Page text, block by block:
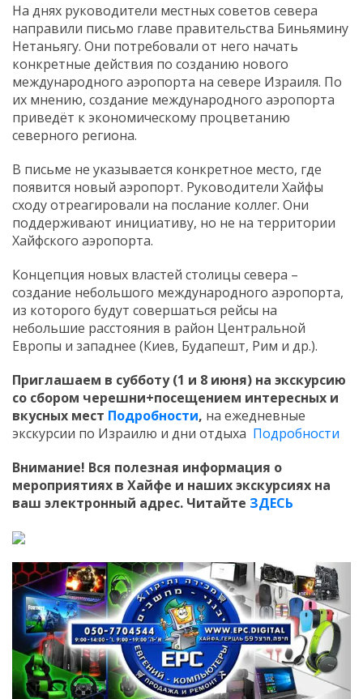
На днях руководители местных советов севера
направили письмо главе правительства Биньямину
Нетаньягу. Они потребовали от него начать
конкретные действия по созданию нового
международного аэропорта на севере Израиля. По
их мнению, создание международного аэропорта
приведёт к экономическому процветанию
северного региона.
В письме не указывается конкретное место, где
появится новый аэропорт. Руководители Хайфы
сходу отреагировали на послание коллег. Они
поддерживают инициативу, но не на территории
Хайфского аэропорта.
Концепция новых властей столицы севера –
создание небольшого международного аэропорта,
из которого будут совершаться рейсы на
небольшие расстояния в район Центральной
Европы и западнее (Киев, Будапешт, Рим и др.).
Приглашаем в субботу (1 и 8 июня) на экскурсию
со сбором черешни+посещением интересных и
вкусных мест Подробности, на ежедневные
экскурсии по Израилю и дни отдыха Подробности
Внимание! Вся полезная информация о
мероприятиях в Хайфе и наших экскурсиях на
ваш электронный адрес. Читайте ЗДЕСЬ